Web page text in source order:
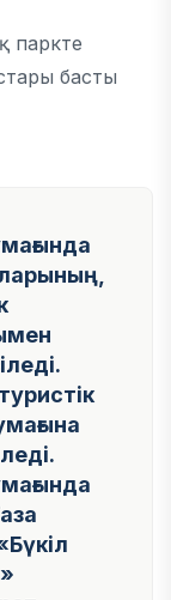
паркте
басты